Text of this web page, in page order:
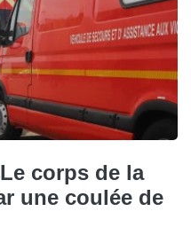
corps de la
une coulée de